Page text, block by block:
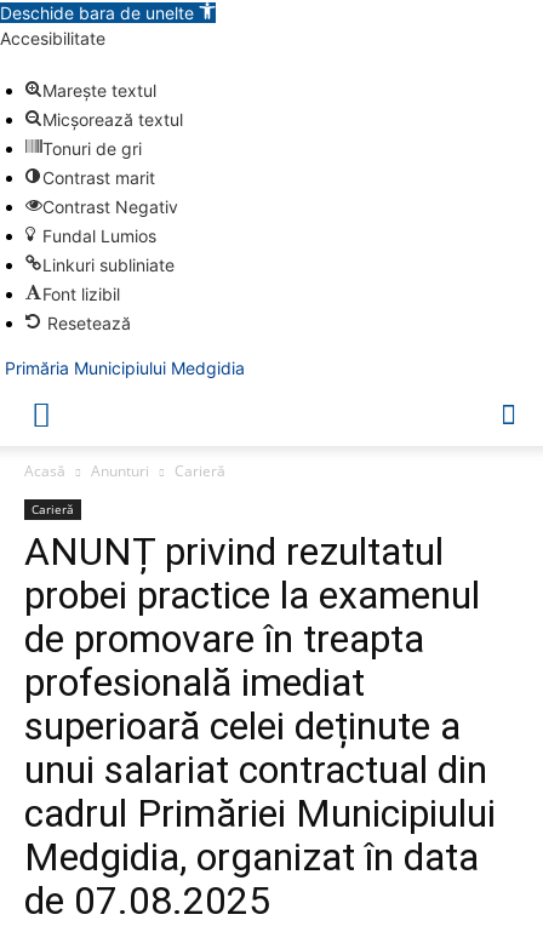
Deschide bara de unelte
Accesibilitate
Marește textul
Micșorează textul
Tonuri de gri
Contrast marit
Contrast Negativ
Fundal Lumios
Linkuri subliniate
Font lizibil
Resetează
Primăria Municipiului Medgidia
Acasă Anunturi Carieră
Carieră
ANUNȚ privind rezultatul
probei practice la examenul
de promovare în treapta
profesională imediat
superioară celei deținute a
unui salariat contractual din
cadrul Primăriei Municipiului
Medgidia, organizat în data
de 07.08.2025